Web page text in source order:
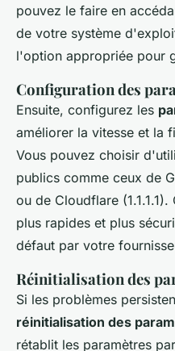
pouvez le faire en
de votre système
l'option appropriée pour
Configuration des
Ensuite, configurez les
améliorer la vitesse et la
Vous pouvez choisir
publics comme ceux de
ou de Cloudflare
plus rapides et plus
défaut par votre
Réinitialisation des
Si les problèmes
réinitialisation des
rétablit les paramètres